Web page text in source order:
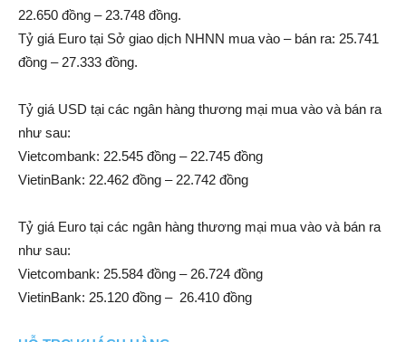
22.650 đồng – 23.748 đồng.
Tỷ giá Euro tại Sở giao dịch NHNN mua vào – bán ra: 25.741
đồng – 27.333 đồng.
Tỷ giá USD tại các ngân hàng thương mại mua vào và bán ra
như sau:
Vietcombank: 22.545 đồng – 22.745 đồng
VietinBank: 22.462 đồng – 22.742 đồng
Tỷ giá Euro tại các ngân hàng thương mại mua vào và bán ra
như sau:
Vietcombank: 25.584 đồng – 26.724 đồng
VietinBank: 25.120 đồng – 26.410 đồng